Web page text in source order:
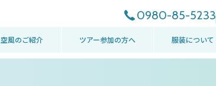
0980-85-5233
空風のご紹介 ツアー参加の方へ 服装について